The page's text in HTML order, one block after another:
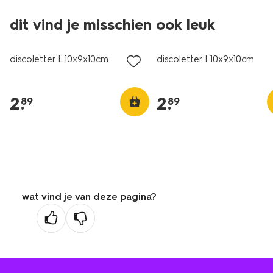
dit vind je misschien ook leuk
discoletter L 10x9x10cm
2.
89
discoletter I 10x9x10cm
2.
89
wat vind je van deze pagina?